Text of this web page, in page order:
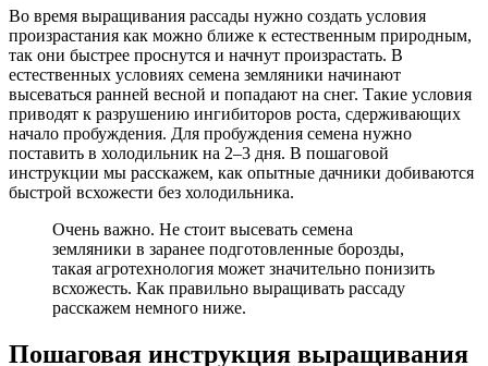
Во время выращивания рассады нужно создать условия
произрастания как можно ближе к естественным природным,
так они быстрее проснутся и начнут произрастать. В
естественных условиях семена земляники начинают
высеваться ранней весной и попадают на снег. Такие условия
приводят к разрушению ингибиторов роста, сдерживающих
начало пробуждения. Для пробуждения семена нужно
поставить в холодильник на 2–3 дня. В пошаговой
инструкции мы расскажем, как опытные дачники добиваются
быстрой всхожести без холодильника.
Очень важно. Не стоит высевать семена
земляники в заранее подготовленные борозды,
такая агротехнология может значительно понизить
всхожесть. Как правильно выращивать рассаду
расскажем немного ниже.
Пошаговая инструкция выращивания